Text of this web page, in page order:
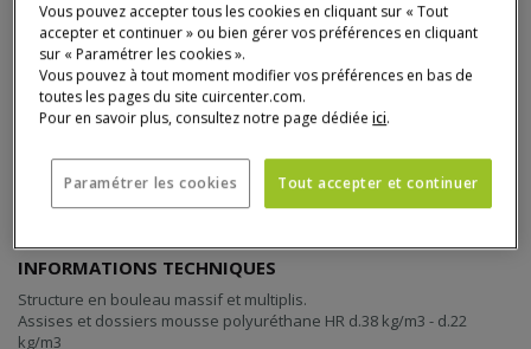
Détail du produit
La structure de ce canapé est certifiée FSC ™ mixte. Elle est
composée de matériaux provenant de forets certifiées FSC™ gérées
de façon responsable et d’autres sources contrôlées.
INFORMATIONS TECHNIQUES
Structure en bouleau massif et multiplis.
Assises et dossiers mousse polyuréthane HR d.38 kg/m3 - d.22
kg/m3
Vous pouvez accepter tous les cookies en cliquant sur « Tout
accepter et continuer » ou bien gérer vos préférences en cliquant
sur « Paramétrer les cookies ».
Vous pouvez à tout moment modifier vos préférences en bas de
toutes les pages du site cuircenter.com.
Pour en savoir plus, consultez notre page dédiéeici.
Paramétrer les cookies Tout accepter et continuer